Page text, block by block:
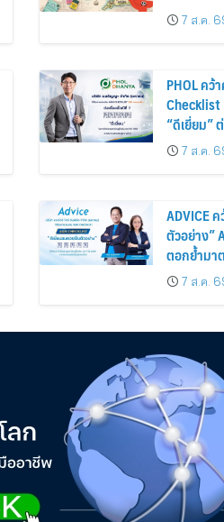
อร่อยและไ
อาณาจักร
7 ส.ค.
PHOL คว้
Checklist
“ดีเยี่ยม”
การดำเนิ
บาล โปร่ง
7 ส.ค.
ADVICE
ตัวอย่าง”
ตอกย้ำมา
กิจการที่ดี
7 ส.ค.